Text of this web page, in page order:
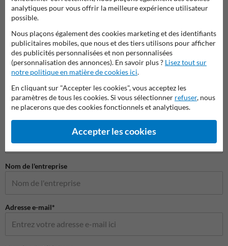
Pictogrammes de sécurité
Poser votre question à Panneausecurite.be
Nom de l'entreprise
Adresse e-mail*
analytiques pour vous offrir la meilleure expérience utilisateur
possible.
Nous plaçons également des cookies marketing et des identifiants
publicitaires mobiles, que nous et des tiers utilisons pour afficher
des publicités personnalisées et non personnalisées
(personnalisation des annonces). En savoir plus ? Lisez tout sur
notre politique en matière de cookies ici.
En cliquant sur "Accepter les cookies", vous acceptez les
paramètres de tous les cookies. Si vous sélectionner refuser, nous
ne placerons que des cookies fonctionnels et analytiques.
Accepter les cookies